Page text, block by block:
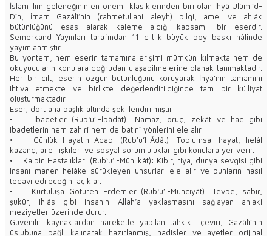
İslam ilim geleneğinin en önemli klasiklerinden biri olan İhyâ Ulûmi’d-
Dîn, İmam Gazâlî’nin (rahmetullahi aleyh) bilgi, amel ve ahlâk
bütünlüğünü esas alarak kaleme aldığı kapsamlı bir eserdir.
Semerkand Yayınları tarafından 11 ciltlik büyük boy baskı hâlinde
yayımlanmıştır.
Bu yöntem, hem eserin tamamına erişimi mümkün kılmakta hem de
okuyucuların konulara doğrudan ulaşabilmelerine olanak tanımaktadır.
Her bir cilt, eserin özgün bütünlüğünü koruyarak İhyâ’nın tamamını
ihtiva etmekte ve birlikte değerlendirildiğinde tam bir külliyat
oluşturmaktadır.
Eser, dört ana başlık altında şekillendirilmiştir:
• İbadetler (Rub‘u’l-İbâdât): Namaz, oruç, zekât ve hac gibi
ibadetlerin hem zahirî hem de batınî yönlerini ele alır.
• Günlük Hayatın Adabı (Rub‘u’l-Âdât): Toplumsal hayat, helâl
kazanç, aile ilişkileri ve sosyal sorumluluklar gibi konulara yer verir.
• Kalbin Hastalıkları (Rub‘u’l-Mühlikât): Kibir, riya, dünya sevgisi gibi
insanı manen helâke sürükleyen unsurları ele alır ve bunların nasıl
tedavi edileceğini açıklar.
• Kurtuluşa Götüren Erdemler (Rub‘u’l-Münciyât): Tevbe, sabır,
şükür, ihlâs gibi insanın Allah’a yaklaşmasını sağlayan ahlaki
meziyetler üzerinde durur.
Güvenilir kaynaklardan hareketle yapılan tahkikli çeviri, Gazâlî’nin
üslubuna bağlı kalınarak hazırlanmış, hadisler ve ayetler orijinal